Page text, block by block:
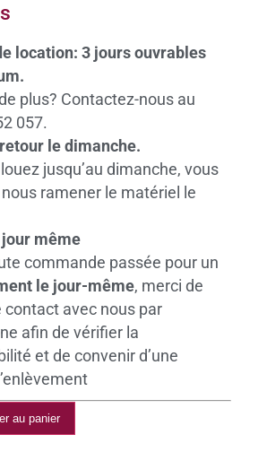
location: 3 jours ouvrables
plus? Contactez-nous au
057.
le dimanche.
jusqu’au dimanche, vous
ramener le matériel le
jour même
commande passée pour un
le jour-même, merci de
contact avec nous par
afin de vérifier la
et de convenir d’une
au panier